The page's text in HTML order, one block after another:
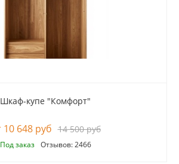
Шкаф-купе "Комфорт"
10 648 руб 14 500 руб
Под заказ Отзывов: 2466